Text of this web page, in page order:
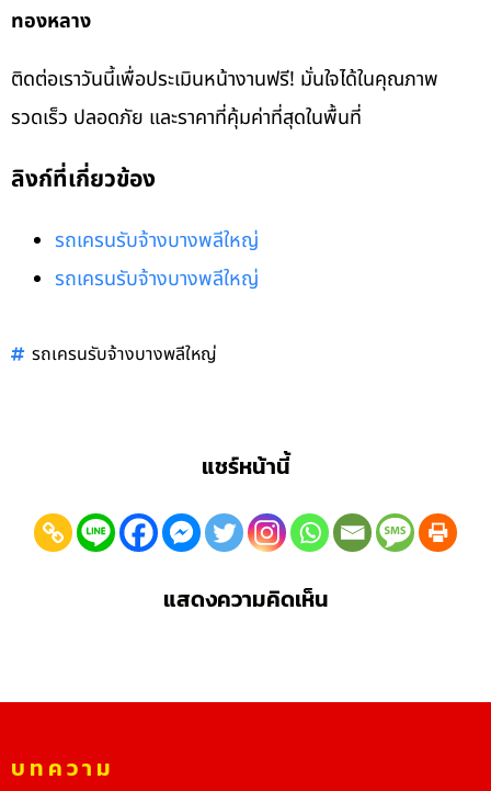
ทองหลาง
ติดต่อเราวันนี้เพื่อประเมินหน้างานฟรี! มั่นใจได้ในคุณภาพ
รวดเร็ว ปลอดภัย และราคาที่คุ้มค่าที่สุดในพื้นที่
ลิงก์ที่เกี่ยวข้อง
รถเครนรับจ้างบางพลีใหญ่
รถเครนรับจ้างบางพลีใหญ่
รถเครนรับจ้างบางพลีใหญ่
แชร์หน้านี้
แสดงความคิดเห็น
บทความ